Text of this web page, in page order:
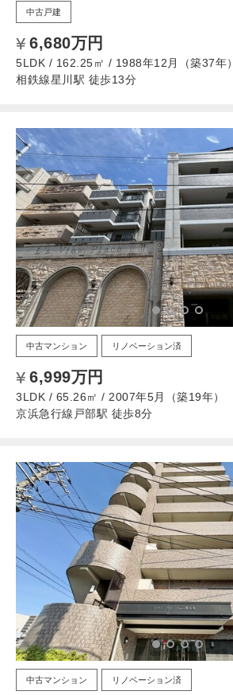
中古戸建
6,680万円
5LDK / 162.25㎡ / 1988年12月（築37年）
相鉄線星川駅 徒歩13分
中古マンション リノベーション済
6,999万円
3LDK / 65.26㎡ / 2007年5月（築19年）
京浜急行線戸部駅 徒歩8分
中古マンション リノベーション済